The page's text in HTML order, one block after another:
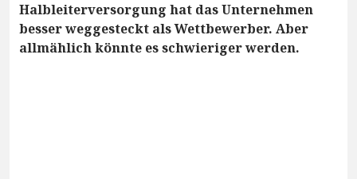
Halbleiterversorgung hat das Unternehmen
besser weggesteckt als Wettbewerber. Aber
allmählich könnte es schwieriger werden.